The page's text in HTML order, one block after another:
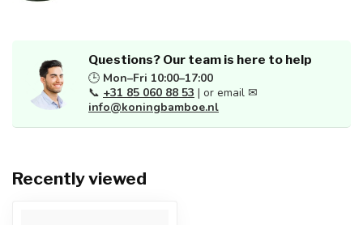
Questions? Our team is here to help
🕒 Mon–Fri 10:00–17:00
📞 +31 85 060 88 53 | or email ✉
info@koningbamboe.nl
Recently viewed